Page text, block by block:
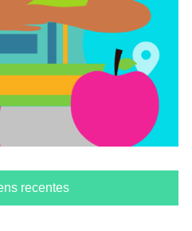
recentes